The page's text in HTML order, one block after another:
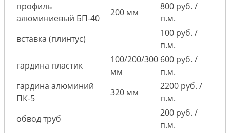
профиль
алюминиевый БП-40
200 мм
800 руб. /
п.м.
вставка (плинтус)
100 руб. /
п.м.
гардина пластик
100/200/300
мм
600 руб. /
п.м.
гардина алюминий
ПК-5
320 мм
2200 руб. /
п.м.
обвод труб
200 руб. /
п.м.